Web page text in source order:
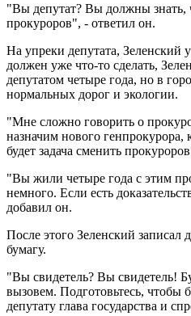
"Вы депутат? Вы должны знать,
прокуроров", - ответил он.
На упреки депутата, Зеленский
должен уже что-то сделать,
депутатом четыре года, но в
нормальных дорог и экологии.
"Мне сложно говорить о
назначим нового генпрокурора,
будет задача сменить
"Вы жили четыре года с этим
немного. Если есть
добавил он.
После этого Зеленский
бумагу.
"Вы свидетель? Вы свидетель!
вызовем. Подготовьтесь, чтобы
депутату глава государства и